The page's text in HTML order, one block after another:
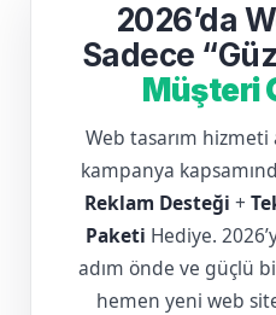
2026’da
Sadece
Müşteri
Web tasarım
kampanya
Reklam Desteği +
Paketi Hediye.
adım önde ve güçlü
hemen yeni web